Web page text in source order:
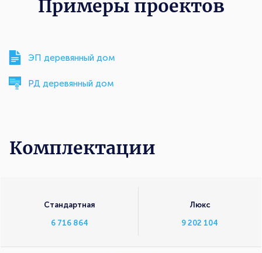
Примеры проектов
ЭП деревянный дом
РД деревянный дом
Комплектации
Стандартная
6 716 864
Люкс
9 202 104